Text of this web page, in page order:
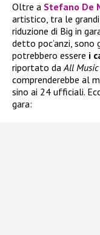
Oltre a Stefano De
artistico, tra le grandi
riduzione di Big in
detto poc’anzi, sono
potrebbero essere i
riportato daAll
comprenderebbe al
sino ai 24 ufficiali.
gara: